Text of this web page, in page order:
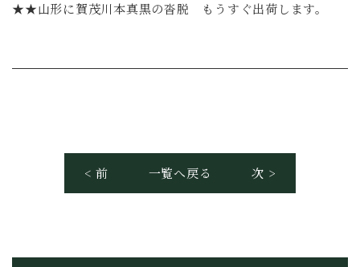
★★山形に賀茂川本真黒の沓脱 もうすぐ出荷します。
< 前 一覧へ戻る 次 >